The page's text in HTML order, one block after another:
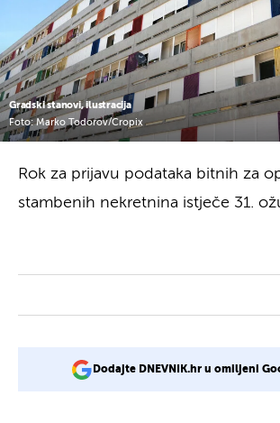
Gradski stanovi, ilustracija
Foto: Marko Todorov/Cropix
Rok za prijavu podataka bitnih za
stambenih nekretnina istječe 31.
Dodajte DNEVNIK.hr u omiljeni